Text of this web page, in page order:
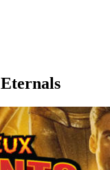
Eternals